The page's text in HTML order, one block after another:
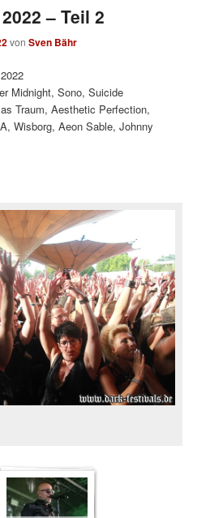
– Teil 2
vonSven Bähr
Midnight, Sono, Suicide
Traum, Aesthetic Perfection,
Wisborg, Aeon Sable, Johnny